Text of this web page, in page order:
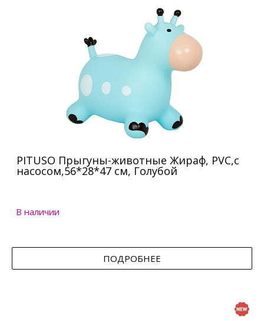
PITUSO Прыгуны-животные Жираф, PVC,с
насосом,56*28*47 см, Голубой
В наличии
ПОДРОБНЕЕ